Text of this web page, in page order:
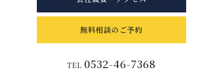
無料相談のご予約
TEL 0532-46-7368